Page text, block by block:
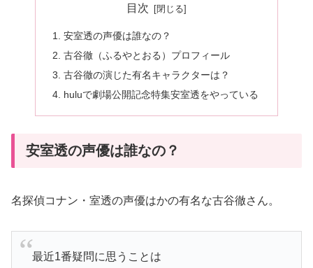
目次
安室透の声優は誰なの？
古谷徹（ふるやとおる）プロフィール
古谷徹の演じた有名キャラクターは？
huluで劇場公開記念特集安室透をやっている
安室透の声優は誰なの？
名探偵コナン・室透の声優はかの有名な古谷徹さん。
最近1番疑問に思うことは